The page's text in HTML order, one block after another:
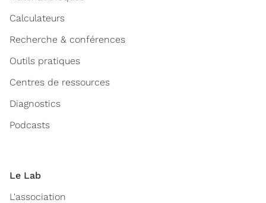
Calculateurs
Recherche & conférences
Outils pratiques
Centres de ressources
Diagnostics
Podcasts
Le Lab
L'association